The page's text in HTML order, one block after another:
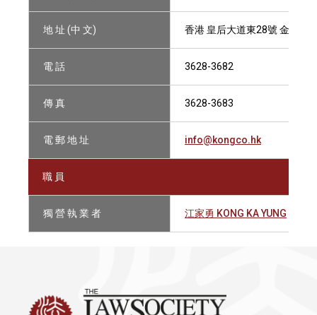
地 址 (中 文) 香港 皇后大道東28號 金鐘匯
電 話 3628-3682
傳 真 3628-3683
電 郵 地 址 info@kongco.hk
職 員
獨 營 執 業 者 江家勇 KONG KA YUNG